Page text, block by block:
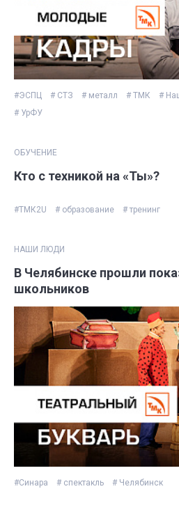
#ЭСПЦ # СТЗ # металл # ТМК #
# УрФУ
ОБУЧЕНИЕ
Кто с техникой на «Ты»?
#ТМК2U # образование # тренинг
НАШИ ЛЮДИ
В Челябинске прошли
школьников
#Синара # спектакль # Челябинск